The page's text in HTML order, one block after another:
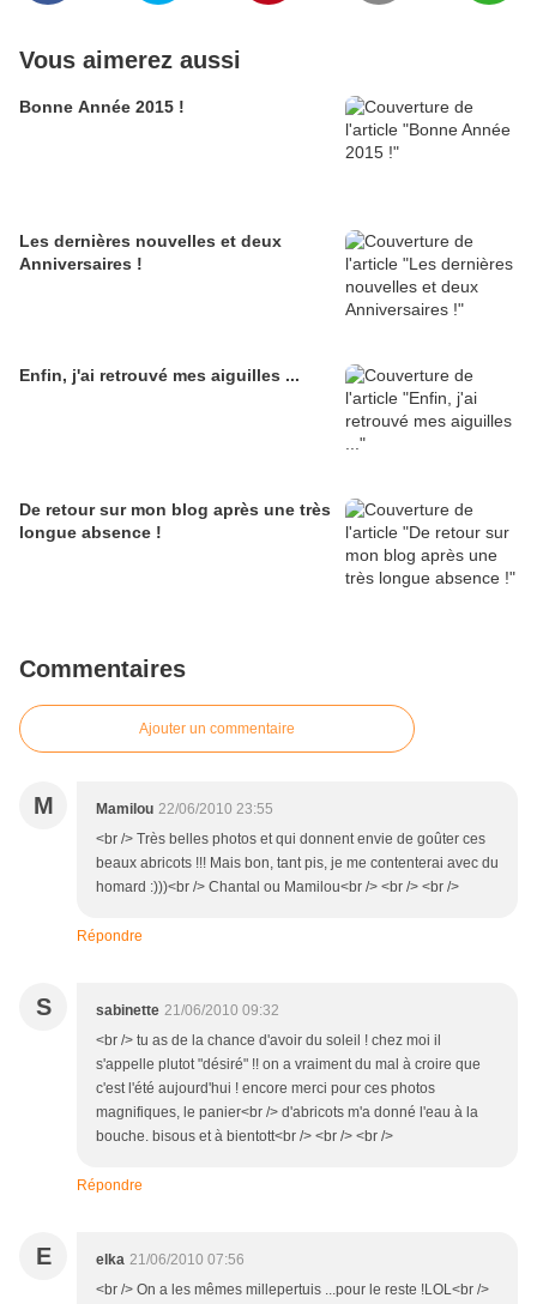
Vous aimerez aussi
Bonne Année 2015 !
Les dernières nouvelles et deux
Anniversaires !
Enfin, j'ai retrouvé mes aiguilles ...
De retour sur mon blog après une très
longue absence !
Commentaires
Ajouter un commentaire
M Mamilou 22/06/2010 23:55
<br /> Très belles photos et qui donnent envie de goûter ces
beaux abricots !!! Mais bon, tant pis, je me contenterai avec du
homard :)))<br /> Chantal ou Mamilou<br /> <br /> <br />
Répondre
S sabinette 21/06/2010 09:32
<br /> tu as de la chance d'avoir du soleil ! chez moi il
s'appelle plutot "désiré" !! on a vraiment du mal à croire que
c'est l'été aujourd'hui ! encore merci pour ces photos
magnifiques, le panier<br /> d'abricots m'a donné l'eau à la
bouche. bisous et à bientott<br /> <br /> <br />
Répondre
E elka 21/06/2010 07:56
<br /> On a les mêmes millepertuis ...pour le reste !LOL<br />